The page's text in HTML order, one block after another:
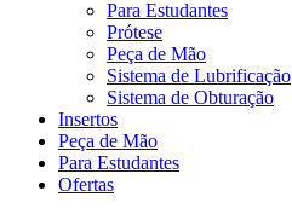
Para Estudantes
Prótese
Peça de Mão
Sistema de Lubrificação
Sistema de Obturação
Insertos
Peça de Mão
Para Estudantes
Ofertas